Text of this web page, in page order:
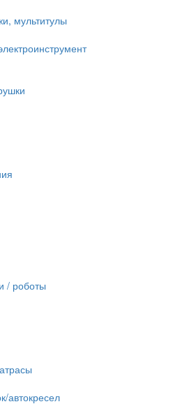
мультитулы
/ роботы
автокресел